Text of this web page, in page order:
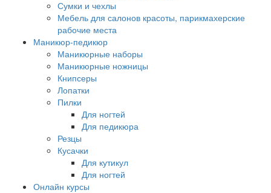
Сумки и чехлы
Мебель для салонов красоты, парикмахерские
рабочие места
Маникюр-педикюр
Маникюрные наборы
Маникюрные ножницы
Книпсеры
Лопатки
Пилки
Для ногтей
Для педикюра
Резцы
Кусачки
Для кутикул
Для ногтей
Онлайн курсы